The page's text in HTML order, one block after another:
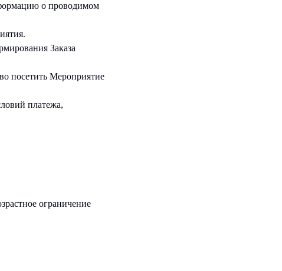
о проводимом
Заказа
посетить Мероприятие
платежа,
ограничение